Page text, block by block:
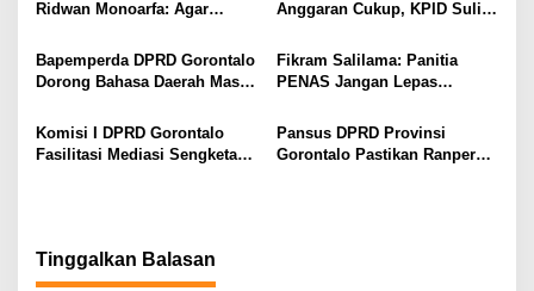
o
s
Ridwan Monoarfa: Agar
APBD Lebih Komprehensif
Anggaran Cukup, KPID Sulit
Bapemperda DPRD Gorontalo
Dorong Bahasa Daerah Masuk
Fikram Salilama: Panitia
PENAS Jangan Lepas
Pansus
Komisi I DPRD Gorontalo
Fasilitasi Mediasi Sengketa
Pansus DPRD Provinsi
Gorontalo Pastikan Ranperda
Tinggalkan Balasan